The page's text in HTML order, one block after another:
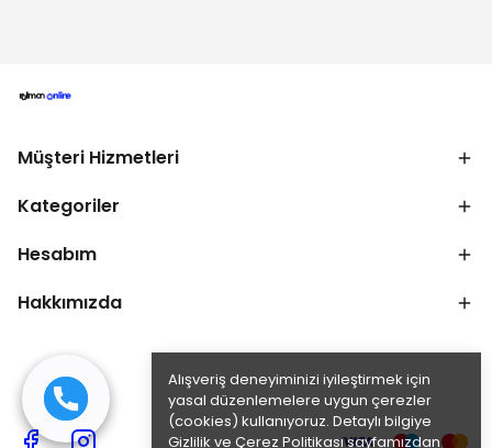
Alışveriş deneyiminizi iyileştirmek için
yasal düzenlemelere uygun çerezler
(cookies) kullanıyoruz. Detaylı bilgiye
Gizlilik ve Çerez Politikasısayfamızdan
Müşteri Hizmetleri
Kategoriler
Hesabım
Hakkımızda